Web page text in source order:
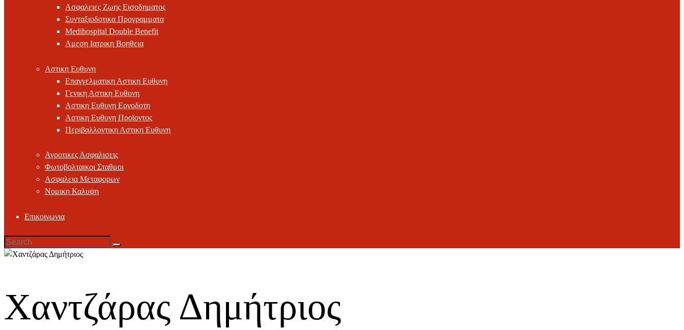
Ασφαλειες Ζωης Εισοδηματος
Συνταξιοδοτικα Προγραμματα
Medihospital Double Benefit
Αμεση Ιατρικη Βοηθεια
Αστικη Ευθυνη
Επαγγελματικη Αστικη Ευθυνη
Γενικη Αστικη Ευθυνη
Αστικη Ευθυνη Εργοδοτη
Αστικη Ευθυνη Προϊοντος
Περιβαλλοντικη Αστικη Ευθυνη
Αγροτικες Ασφαλισεις
Φωτοβολταικοι Σταθμοι
Ασφαλεια Μεταφορων
Νομικη Καλυψη
Επικοινωνια
Χαντζάρας Δημήτριος